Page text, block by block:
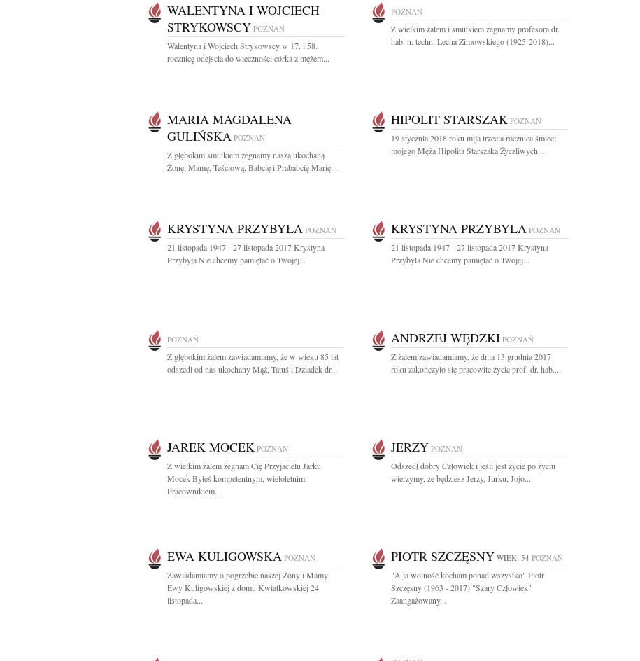
WALENTYNA I WOJCIECH
STRYKOWSCY POZNAŃ
Walentyna i Wojciech Strykowscy w 17. i 58.
rocznicę odejścia do wieczności córka z mężem...
POZNAŃ
Z wielkim żalem i smutkiem żegnamy profesora dr.
hab. n. techn. Lecha Zimowskiego (1925-2018)...
MARIA MAGDALENA
GULIŃSKA POZNAŃ
Z głębokim smutkiem żegnamy naszą ukochaną
Żonę, Mamę, Teściową, Babcię i Prababcię Marię...
HIPOLIT STARSZAK POZNAŃ
19 stycznia 2018 roku mija trzecia rocznica śmieci
mojego Męża Hipolita Starszaka Życzliwych...
KRYSTYNA PRZYBYŁA POZNAŃ
21 listopada 1947 - 27 listopada 2017 Krystyna
Przybyła Nie chcemy pamiętać o Twojej...
KRYSTYNA PRZYBYLA POZNAŃ
21 listopada 1947 - 27 listopada 2017 Krystyna
Przybyla Nie chcemy pamiętać o Twojej...
POZNAŃ
Z głębokim żalem zawiadamiamy, że w wieku 85 lat
odszedł od nas ukochany Mąż, Tatuś i Dziadek dr...
ANDRZEJ WĘDZKI POZNAŃ
Z żalem zawiadamiamy, że dnia 13 grudnia 2017
roku zakończyło się pracowite życie prof. dr. hab....
JAREK MOCEK POZNAŃ
Z wielkim żalem żegnam Cię Przyjacielu Jarku
Mocek Byłeś kompetentnym, wieloletnim
Pracownikiem...
JERZY POZNAŃ
Odszedł dobry Człowiek i jeśli jest życie po życiu
wierzymy, że będziesz Jerzy, Jurku, Jojo...
EWA KULIGOWSKA POZNAŃ
Zawiadamiamy o pogrzebie naszej Żony i Mamy
Ewy Kuligowskiej z domu Kwiatkowskiej 24
listopada...
PIOTR SZCZĘSNY WIEK: 54 POZNAŃ
"A ja wolność kocham ponad wszystko" Piotr
Szczęsny (1963 - 2017) "Szary Człowiek"
Zaangażowany...